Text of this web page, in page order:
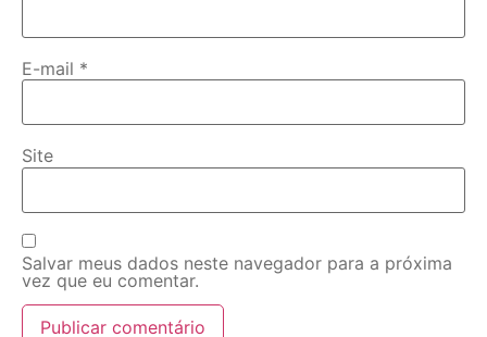
E-mail *
Site
Salvar meus dados neste navegador para a próxima
vez que eu comentar.